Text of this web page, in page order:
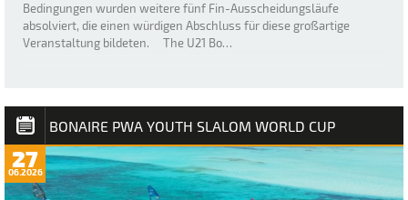
Bedingungen wurden weitere fünf Fin-Ausscheidungsläufe
absolviert, die einen würdigen Abschluss für diese großartige
Veranstaltung bildeten. The U21 Bo…
BONAIRE PWA YOUTH SLALOM WORLD CUP
27
06.2026